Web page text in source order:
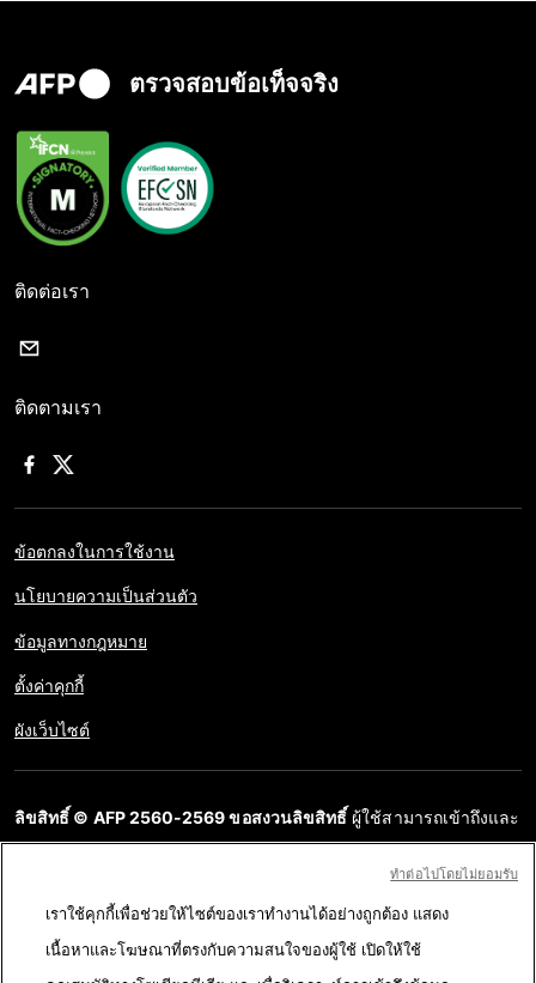
ตรวจสอบข้อเท็จจริง
ติดต่อเรา
ติดตามเรา
ข้อตกลงในการใช้งาน
นโยบายความเป็นส่วนตัว
ข้อมูลทางกฎหมาย
ตั้งค่าคุกกี้
ผังเว็บไซต์
ลิขสิทธิ์ © AFP 2560-2569 ขอสงวนลิขสิทธิ์ ผู้ใช้สามารถเข้าถึงและ
นำเนื้อหาบนเว็บไซต์ของ AFP ไปเผยแพร่ต่อโดยไม่ได้รับอนุญาตก่อน
ในวัตถุประสงค์อื่น โดยเฉพาะการนำไปผลิตซ้ำ การใช้เพื่อสื่อสารกับ
เราใช้คุกกี้เพื่อช่วยให้ไซต์ของเราทำงานได้อย่างถูกต้อง แสดง
เนื้อหาและโฆษณาที่ตรงกับความสนใจของผู้ใช้ เปิดให้ใช้
ทําต่อไปโดยไม่ยอมรับ